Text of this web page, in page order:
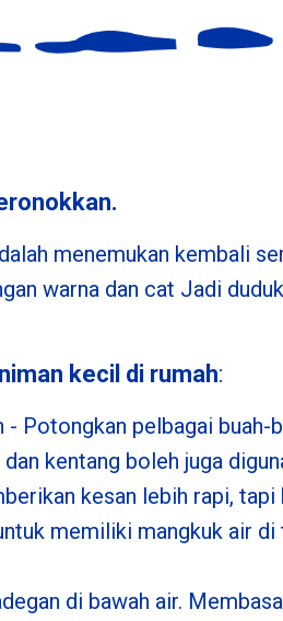
menemukan kembali
warna dan cat Jadi
kecil di rumah:
Potongkan pelbagai buah-
kentang boleh juga
kesan lebih rapi,
memiliki mangkuk air di
di bawah air.